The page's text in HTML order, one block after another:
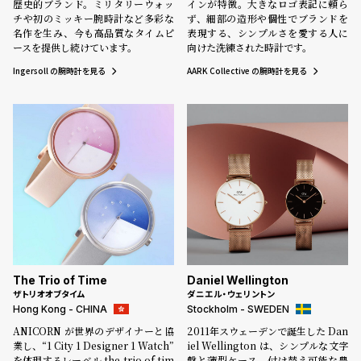
歴史的ブランド。ミリタリーウォッ
チや初のミッキー腕時計など多彩な
名作を生み、今も高品質なタイムピ
ースを提供し続けています。
Ingersoll の腕時計を見る
インが特徴。大きなロゴ表記に頼ら
ず、細部の造形や個性でブランドを
表現する、シンプルさを愛する人に
向けた洗練された時計です。
AARK Collective の腕時計を見る
The Trio of Time
ザトリオオブタイム
Hong Kong - CHINA
ANICORN が世界のデザイナーと協
業し、“1 City 1 Designer 1 Watch”
Daniel Wellington
ダニエル・ウェリントン
Stockholm - SWEDEN
2011年スウェーデンで誕生した Dan
iel Wellington は、シンプルな文字